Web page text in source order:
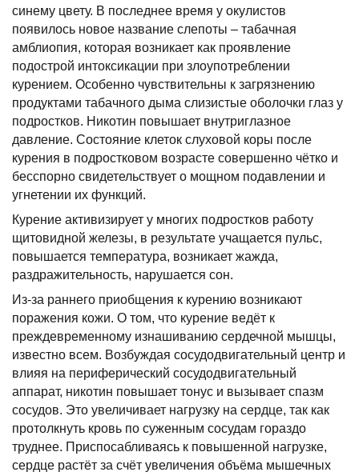
синему цвету. В последнее время у окулистов
появилось новое название слепоты – табачная
амблиопия, которая возникает как проявление
подострой интоксикации при злоупотреблении
курением. Особенно чувствительны к загрязнению
продуктами табачного дыма слизистые оболочки глаз у
подростков. Никотин повышает внутриглазное
давление. Состояние клеток слуховой коры после
курения в подростковом возрасте совершенно чётко и
бесспорно свидетельствует о мощном подавлении и
угнетении их функций.
Курение активизирует у многих подростков работу
щитовидной железы, в результате учащается пульс,
повышается температура, возникает жажда,
раздражительность, нарушается сон.
Из-за раннего приобщения к курению возникают
поражения кожи. О том, что курение ведёт к
преждевременному изнашиванию сердечной мышцы,
известно всем. Возбуждая сосудодвигательный центр и
влияя на периферический сосудодвигательный
аппарат, никотин повышает тонус и вызывает спазм
сосудов. Это увеличивает нагрузку на сердце, так как
протолкнуть кровь по суженным сосудам гораздо
труднее. Приспосабливаясь к повышенной нагрузке,
сердце растёт за счёт увеличения объёма мышечных